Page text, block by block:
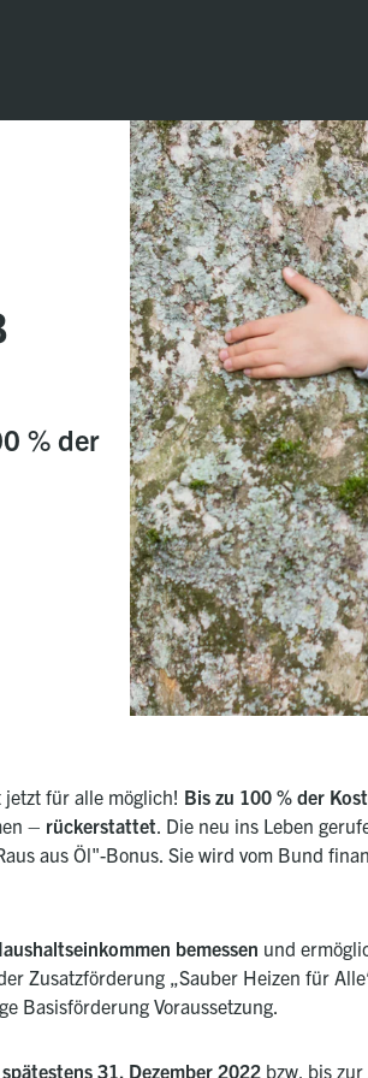
% der
für alle möglich! Bis zu 100 % der
– rückerstattet. Die neu ins Leben
aus Öl"-Bonus. Sie wird vom Bund
bemessen und
Zusatzförderung „Sauber Heizen für
Basisförderung Voraussetzung.
31. Dezember 2022 bzw. bis